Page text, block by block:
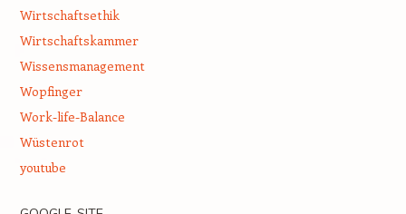
Wirtschaftsethik
Wirtschaftskammer
Wissensmanagement
Wopfinger
Work-life-Balance
Wüstenrot
youtube